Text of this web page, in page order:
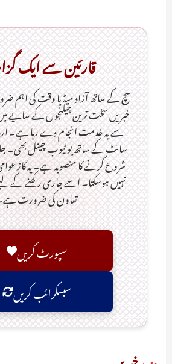
قارئین سے ایک
سچ کے ساتھ آزاد میڈیا وقت کی اہم
خبریں سخت ترین چیلنجوں کے سایے
سے یہ خدمت انجام دے رہا ہے۔
سائٹ کے ساتھ یو ٹیوب چینل بھی۔
شروع کرنے کا منصوبہ ہے۔ یہ کاز
نہیں ہوسکتا۔ اسے جاری رکھنے
تعاون کی ضرورت
سپورٹ کریں
سبسکرائب کریں